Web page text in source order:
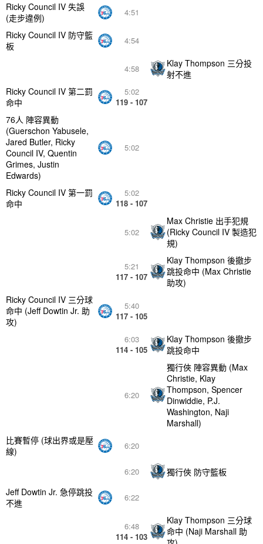
6:48
114 - 103
Klay Thompson 三分球
命中 (Naji Marshall 助
6:22
Jeff Dowtin Jr. 急停跳投
不進
6:20 獨行俠 防守籃板
6:20
比賽暫停 (球出界或是壓
線)
6:20
獨行俠 陣容異動 (Max
Christie, Klay
Thompson, Spencer
Dinwiddie, P.J.
Washington, Naji
Marshall)
6:03
114 - 105
Klay Thompson 後撤步
跳投命中
5:40
117 - 105
Ricky Council IV 三分球
命中 (Jeff Dowtin Jr. 助
攻)
5:21
117 - 107
Klay Thompson 後撤步
跳投命中 (Max Christie
助攻)
5:02
Max Christie 出手犯規
(Ricky Council IV 製造犯
規)
5:02
118 - 107
Ricky Council IV 第一罰
命中
5:02
76人 陣容異動
(Guerschon Yabusele,
Jared Butler, Ricky
Council IV, Quentin
Grimes, Justin
Edwards)
5:02
119 - 107
Ricky Council IV 第二罰
命中
4:58
Klay Thompson 三分投
射不進
4:54
Ricky Council IV 防守籃
板
4:51
Ricky Council IV 失誤
(走步違例)